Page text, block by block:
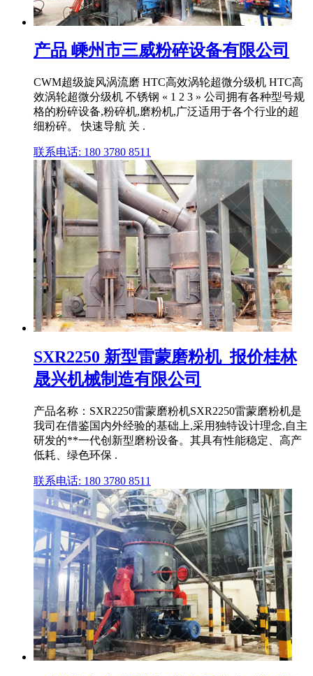
产品 嵊州市三威粉碎设备有限公司
CWM超级旋风涡流磨 HTC高效涡轮超微分级机 HTC高
效涡轮超微分级机 不锈钢 « 1 2 3 » 公司拥有各种型号规
格的粉碎设备,粉碎机,磨粉机,广泛适用于各个行业的超
细粉碎。 快速导航 关 .
联系电话: 180 3780 8511
SXR2250 新型雷蒙磨粉机_报价桂林
晟兴机械制造有限公司
产品名称：SXR2250雷蒙磨粉机SXR2250雷蒙磨粉机是
我司在借鉴国内外经验的基础上,采用独特设计理念,自主
研发的**一代创新型磨粉设备。其具有性能稳定、高产
低耗、绿色环保 .
联系电话: 180 3780 8511